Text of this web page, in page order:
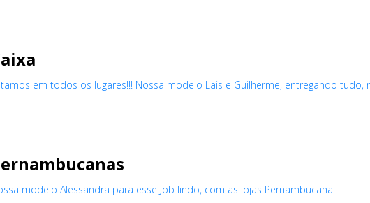
em todos os lugares!!! Nossa modelo Lais e Guilherme, entregando tudo,
modelo Alessandra para esse Job lindo, com as lojas Pernambucana